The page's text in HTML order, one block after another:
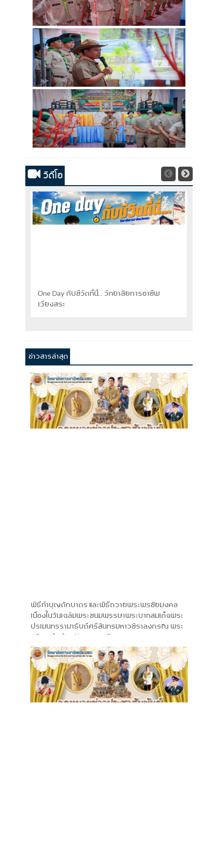
วิดีโอ
One Day กับชีวิตที่นี่... วิทยาลัยการอาชีพ
เวียงสระ
ข่าวสารล่าสุด
พิธีทำบุญตักบาตร และพิธีถวายพระพรชัยมงคล
เนื่องในวันเฉลิมพระชนมพรรษาพระบาทสมเด็จพระ
ปรเมนทรรามาธิบดีศรีสินทรมหาวชิราลงกรณ พระ
วชิรเกล้าเจ้าอยู่หัว ทรงเจริญพระชนมพรรษา 74
พรรษา 28 กรกฎาคม พ.ศ. 2569